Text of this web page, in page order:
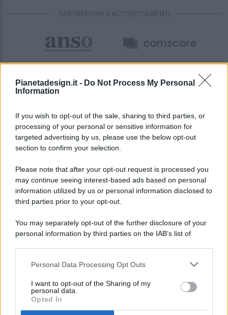
Pianetadesign.it - Do Not Process My Personal
Information
If you wish to opt-out of the sale, sharing to third parties, or
processing of your personal or sensitive information for
targeted advertising by us, please use the below opt-out
section to confirm your selection.
Please note that after your opt-out request is processed you
may continue seeing interest-based ads based on personal
information utilized by us or personal information disclosed to
third parties prior to your opt-out.
You may separately opt-out of the further disclosure of your
personal information by third parties on the IAB’s list of
This information may also be disclosed by us to third parties
disclose it to other third parties.
Personal Data Processing Opt Outs
I want to opt-out of the Sharing of my
personal data.
Opted In
PARTNERSHIP E ACCREDITAMENTI
© 2026 - Pianeta Design - P.IVA 04827280654 - Testata
Registrata Al Tribunale Di Nocera Inferiore N. 8/2020 - RG N.
ISCRIZIONE AL ROC N. 35792 – ISCRITTA ALL’ANSO
(ASSOCIAZIONE NAZIONALE STAMPA ONLINE)
PREFERENZE PRIVACY